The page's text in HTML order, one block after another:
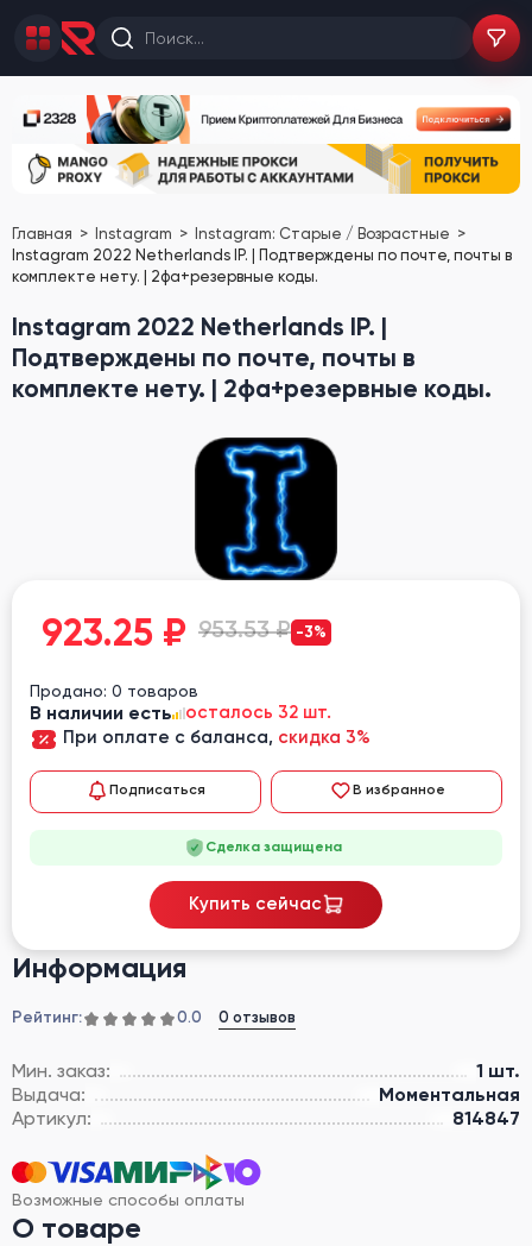
Главная Instagram
Instagram: Старые / Возрастные
Instagram 2022 Netherlands IP. | Подтверждены по почте, почты в
комплекте нету. | 2фа+резервные коды.
Instagram 2022 Netherlands IP. |
Подтверждены по почте, почты в
комплекте нету. | 2фа+резервные коды.
Информация
Рейтинг: 0.0 0 отзывов
Мин. заказ:
1 шт.
Выдача:
Моментальная
Артикул:
814847
Возможные способы оплаты
О товаре
923.25 ₽ 953.53 ₽ -3%
Продано: 0 товаров
В наличии есть
осталось 32 шт.
При оплате с баланса, скидка 3%
Подписаться В избранное
Сделка защищена
Купить сейчас